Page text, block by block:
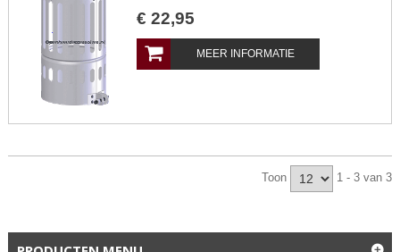
€ 22,95
MEER INFORMATIE
Toon 1 - 3 van 3